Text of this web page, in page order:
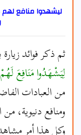
ليشهدوا منافع
ثم ذكر فوائد
لِيَشْهَدُوا مَنَافِعَ لَهُمْ
من العبادات
ومنافع دنيوية،
وكل هذا أمر